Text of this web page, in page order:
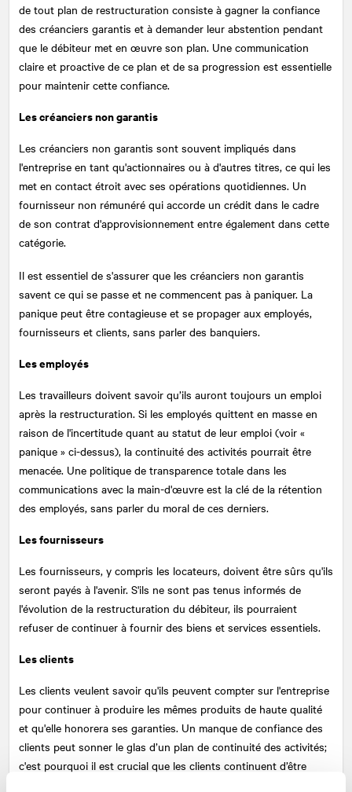
de tout plan de restructuration consiste à gagner la confiance
des créanciers garantis et à demander leur abstention pendant
que le débiteur met en œuvre son plan. Une communication
claire et proactive de ce plan et de sa progression est essentielle
pour maintenir cette confiance.
Les créanciers non garantis
Les créanciers non garantis sont souvent impliqués dans
l'entreprise en tant qu'actionnaires ou à d'autres titres, ce qui les
met en contact étroit avec ses opérations quotidiennes. Un
fournisseur non rémunéré qui accorde un crédit dans le cadre
de son contrat d'approvisionnement entre également dans cette
catégorie.
Il est essentiel de s'assurer que les créanciers non garantis
savent ce qui se passe et ne commencent pas à paniquer. La
panique peut être contagieuse et se propager aux employés,
fournisseurs et clients, sans parler des banquiers.
Les employés
Les travailleurs doivent savoir qu’ils auront toujours un emploi
après la restructuration. Si les employés quittent en masse en
raison de l'incertitude quant au statut de leur emploi (voir «
panique » ci-dessus), la continuité des activités pourrait être
menacée. Une politique de transparence totale dans les
communications avec la main-d'œuvre est la clé de la rétention
des employés, sans parler du moral de ces derniers.
Les fournisseurs
Les fournisseurs, y compris les locateurs, doivent être sûrs qu'ils
seront payés à l'avenir. S'ils ne sont pas tenus informés de
l'évolution de la restructuration du débiteur, ils pourraient
refuser de continuer à fournir des biens et services essentiels.
Les clients
Les clients veulent savoir qu'ils peuvent compter sur l'entreprise
pour continuer à produire les mêmes produits de haute qualité
et qu'elle honorera ses garanties. Un manque de confiance des
clients peut sonner le glas d’un plan de continuité des activités;
c'est pourquoi il est crucial que les clients continuent d’être